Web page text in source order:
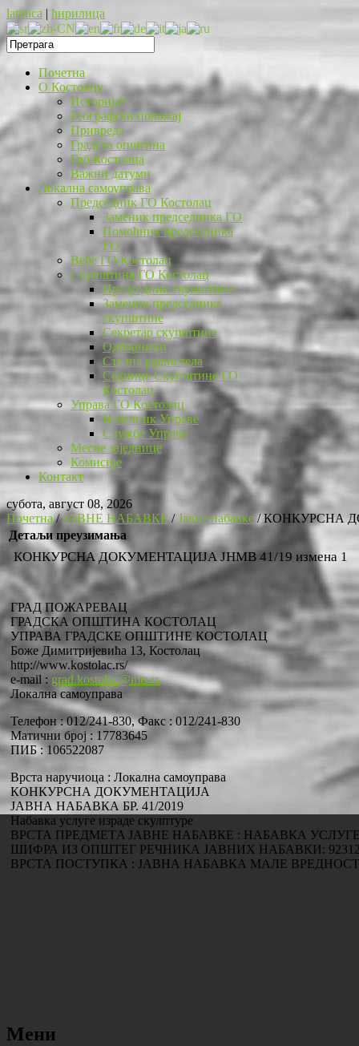
latinica | ћирилица
Почетна
O Костолцу
Историјат
Географски положај
Привреда
Градска општина
Грб Костолца
Важни датуми
Локална самоуправа
Председник ГО Костолац
Заменик председника ГО
Помоћник председника
ГО
Веће ГО Костолац
Скупштина ГО Костолац
Председник скупштине
Заменик председника
скупштине
Секретар скупштине
Одборници
Стална радна тела
Седнице Скупштине ГО
Костолац
Управа ГО Костолац
Начелник Управе
Службе Управе
Месне заједнице
Комисије
Контакт
субота, август 08, 2026
Почетна/ЈАВНЕ НАБАВКЕ/Јавне набавке/КОНКУРСНА
Детаљи преузимања
КОНКУРСНА ДОКУМЕНТАЦИЈА ЈНМВ 41/19 измена 1
ГРАД ПОЖАРЕВАЦ
ГРАДСКА ОПШТИНА КОСТОЛАЦ
УПРАВА ГРАДСКЕ ОПШТИНЕ КОСТОЛАЦ
Боже Димитријевића 13, Костолац
http://www.kostolac.rs/
e-mail : grad.kostolac@mts.rs
Локална самоуправа
Телефон : 012/241-830, Факс : 012/241-830
Матични број : 17783645
ПИБ : 106522087
Врста наручиоца : Локална самоуправа
КОНКУРСНА ДОКУМЕНТАЦИЈА
ЈАВНА НАБАВКА БР. 41/2019
Набавка услуге израде скулптуре
ВРСТА ПРЕДМЕТA ЈАВНЕ НАБАВКЕ : НАБАВКА УСЛУГЕ
ШИФРА ИЗ ОПШТЕГ РЕЧНИКА ЈАВНИХ НАБАВКИ:
ВРСТА ПОСТУПКА : ЈАВНА НАБАВКА МАЛЕ
Мени